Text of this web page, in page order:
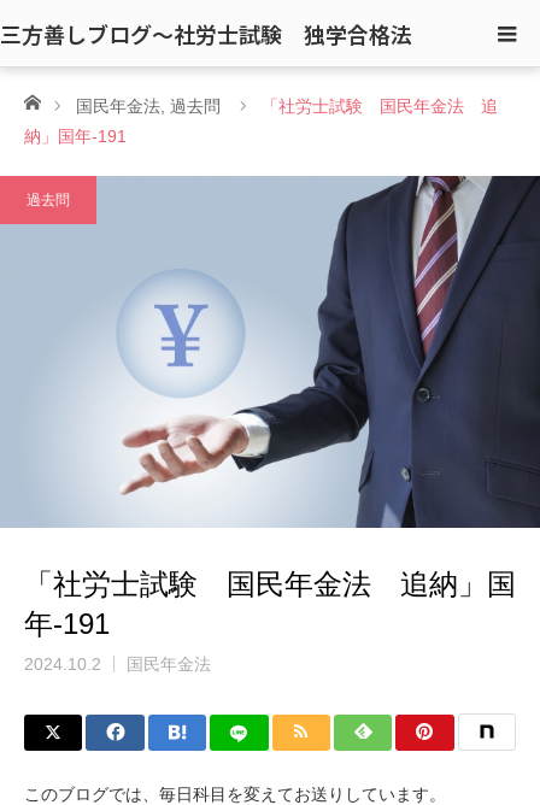
三方善しブログ〜社労士試験 独学合格法
ホーム国民年金法 過去問
「社労士試験 国民年金法 追
納」国年-191
過去問
「社労士試験 国民年金法 追納」国
年-191
2024.10.2 国民年金法
このブログでは、毎日科目を変えてお送りしています。